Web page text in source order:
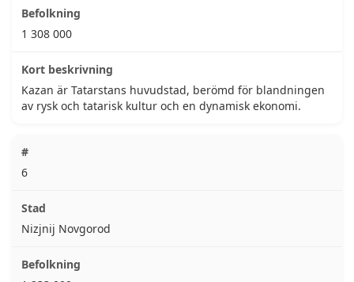
1 308 000
Kazan är Tatarstans huvudstad, berömd för blandningen
av rysk och tatarisk kultur och en dynamisk ekonomi.
6
Nizjnij Novgorod